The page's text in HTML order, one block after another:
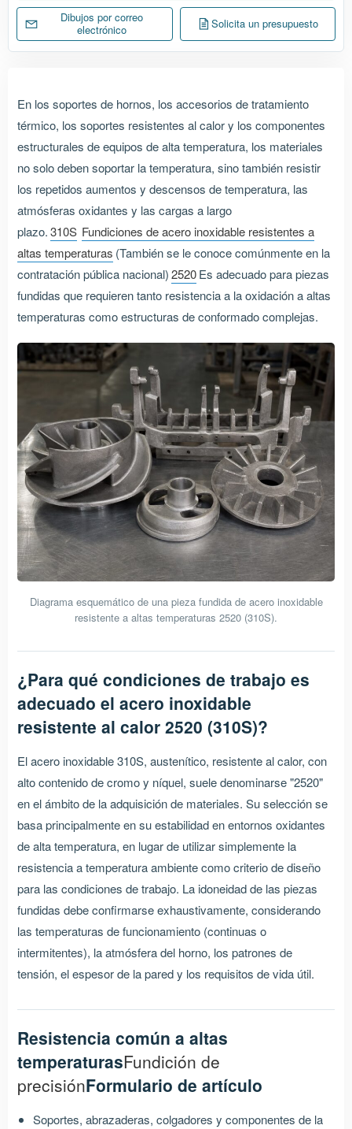
Dibujos por correo
electrónico
Solicita un presupuesto
En los soportes de hornos, los accesorios de tratamiento
térmico, los soportes resistentes al calor y los componentes
estructurales de equipos de alta temperatura, los materiales
no solo deben soportar la temperatura, sino también resistir
los repetidos aumentos y descensos de temperatura, las
atmósferas oxidantes y las cargas a largo
plazo.310S Fundiciones de acero inoxidable resistentes a
altas temperaturas (También se le conoce comúnmente en la
contratación pública nacional)2520Es adecuado para piezas
fundidas que requieren tanto resistencia a la oxidación a altas
temperaturas como estructuras de conformado complejas.
Diagrama esquemático de una pieza fundida de acero inoxidable
resistente a altas temperaturas 2520 (310S).
¿Para qué condiciones de trabajo es
adecuado el acero inoxidable
resistente al calor 2520 (310S)?
El acero inoxidable 310S, austenítico, resistente al calor, con
alto contenido de cromo y níquel, suele denominarse "2520"
en el ámbito de la adquisición de materiales. Su selección se
basa principalmente en su estabilidad en entornos oxidantes
de alta temperatura, en lugar de utilizar simplemente la
resistencia a temperatura ambiente como criterio de diseño
para las condiciones de trabajo. La idoneidad de las piezas
fundidas debe confirmarse exhaustivamente, considerando
las temperaturas de funcionamiento (continuas o
intermitentes), la atmósfera del horno, los patrones de
tensión, el espesor de la pared y los requisitos de vida útil.
Resistencia común a altas
temperaturasFundición de
precisiónFormulario de artículo
Soportes, abrazaderas, colgadores y componentes de la